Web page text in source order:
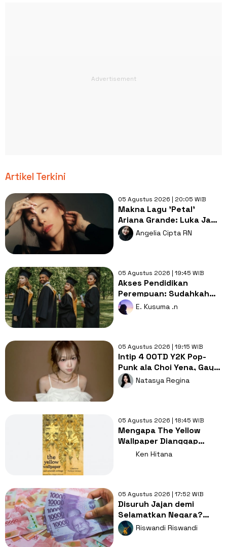
Artikel Terkini
05 Agustus 2026 | 20:05 WIB
Makna Lagu 'Petal'
Ariana Grande: Luka Jadi
Bahan Bakar untuk
Tumbuh
Angelia Cipta RN
05 Agustus 2026 | 19:45 WIB
Akses Pendidikan
Perempuan: Sudahkah
Merdeka Belajar Benar-
benar Setara?
E. Kusuma .n
05 Agustus 2026 | 19:15 WIB
Intip 4 OOTD Y2K Pop-
Punk ala Choi Yena, Gaya
Lebih Cute dan Rebel!
Natasya Regina
05 Agustus 2026 | 18:45 WIB
Mengapa The Yellow
Wallpaper Dianggap
Karya Sastra dengan
Ken Hitana
05 Agustus 2026 | 17:52 WIB
Disuruh Jajan demi
Selamatkan Negara?
Dompet Kita: Giliran Gue
Lagi?
Riswandi Riswandi